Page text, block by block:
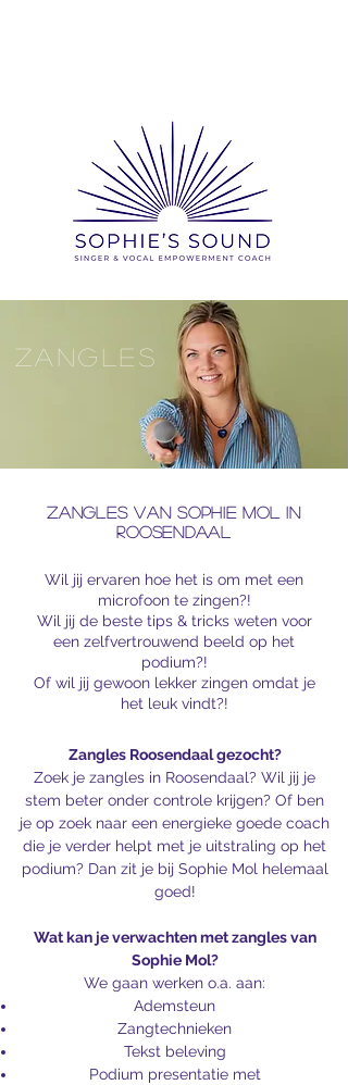
ZANGLES
Zangles van Sophie Mol in
Roosendaal
Wil jij ervaren hoe het is om met een
microfoon te zingen?!
Wil jij de beste tips & tricks weten voor
een zelfvertrouwend beeld op het
podium?!
Of wil jij gewoon lekker zingen omdat je
het leuk vindt?!​
Zangles Roosendaal gezocht?
Zoek je zangles in Roosendaal? Wil jij je
stem beter onder controle krijgen? Of ben
je op zoek naar een energieke goede coach
die je verder helpt met je uitstraling op het
podium? Dan zit je bij Sophie Mol helemaal
goed!
Wat kan je verwachten met zangles van
Sophie Mol?
We gaan werken o.a. aan:
Ademsteun
Zangtechnieken
Tekst beleving
Podium presentatie met